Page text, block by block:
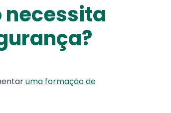
necessita
uma formação de